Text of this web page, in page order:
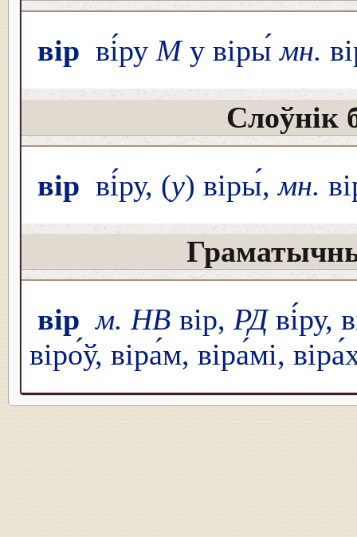
вір ві́ру Му віры́мн.
Слоўнік
вір ві́ру, (у) віры́,мн.
вір м. НВ вір, РДві́ру,
віро́ў, віра́м, віра́мі,